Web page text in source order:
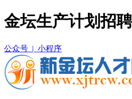
金坛生产计划招
公众号 | 小程序